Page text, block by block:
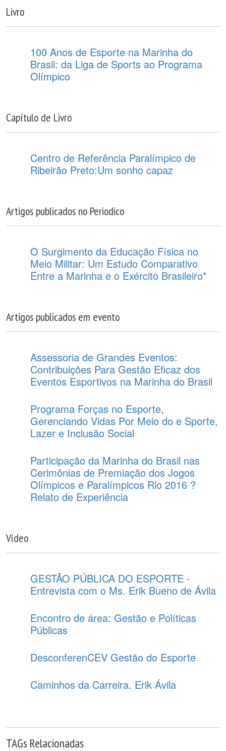
Livro
100 Anos de Esporte na Marinha do
Brasil: da Liga de Sports ao Programa
Olímpico
Capítulo de Livro
Centro de Referência Paralímpico de
Ribeirão Preto:Um sonho capaz
Artigos publicados no Periodico
O Surgimento da Educação Física no
Meio Militar: Um Estudo Comparativo
Entre a Marinha e o Exército Brasileiro*
Artigos publicados em evento
Assessoria de Grandes Eventos:
Contribuições Para Gestão Eficaz dos
Eventos Esportivos na Marinha do Brasil
Programa Forças no Esporte,
Gerenciando Vidas Por Meio do e Sporte,
Lazer e Inclusão Social
Participação da Marinha do Brasil nas
Cerimônias de Premiação dos Jogos
Olímpicos e Paralímpicos Rio 2016 ?
Relato de Experiência
Vídeo
GESTÃO PÚBLICA DO ESPORTE -
Entrevista com o Ms. Erik Bueno de Ávila
Encontro de área: Gestão e Políticas
Públicas
DesconferenCEV Gestão do Esporte
Caminhos da Carreira. Erik Ávila
TAGs Relacionadas